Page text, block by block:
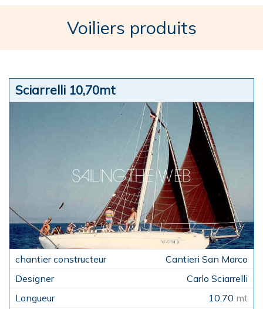
Voiliers produits
Sciarrelli 10,70mt
Cantieri San Marco
Carlo Sciarrelli
10,70 mt